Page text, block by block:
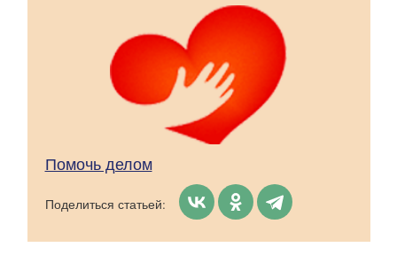
Помочь делом
Поделиться статьей: